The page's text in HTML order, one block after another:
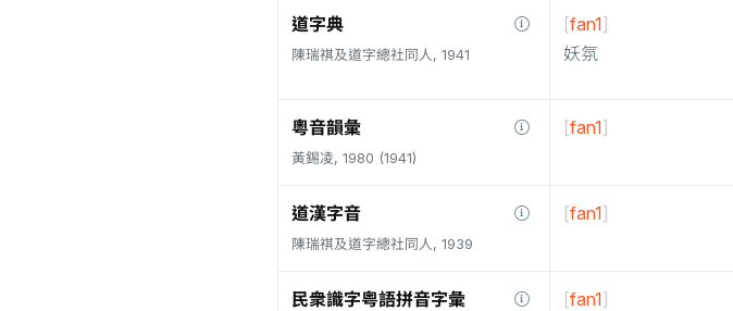
道字典
陳瑞祺及道字總社同人, 1941
[fan1]
妖氛
粵音韻彙
黃錫凌, 1980 (1941)
[fan1]
道漢字音
陳瑞祺及道字總社同人, 1939
[fan1]
民衆識字粤語拼音字彙 [fan1]